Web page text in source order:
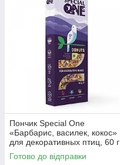
Пончик Special One
«Барбарис, василек, кокос»
для декоративных птиц, 60 г
Готово до відправки